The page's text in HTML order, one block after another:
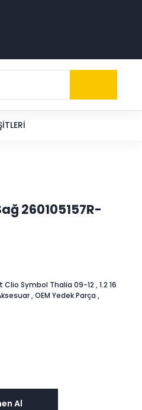
260105157R-
Clio Symbol Thalia 09-12 ,1.2 16
,OEM Yedek Parça ,
Al